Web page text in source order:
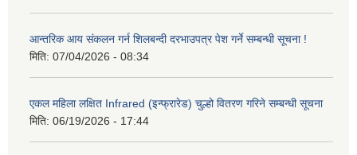
आन्तरिक आय संकलन गर्न शिलबन्दी दरभाउपत्र पेश गर्ने सम्बन्धी सूचना !
मिति: 07/04/2026 - 08:34
एकल महिला लक्षित Infrared (इन्फ्रारेड) चुल्हो वितरण गरिने सम्बन्धी सूचना
मिति: 06/19/2026 - 17:44